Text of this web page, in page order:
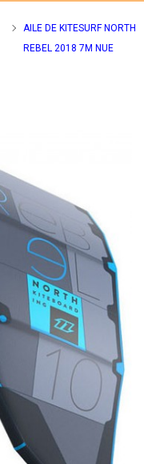
AILE DE KITESURF NORTH
REBEL 2018 7M NUE